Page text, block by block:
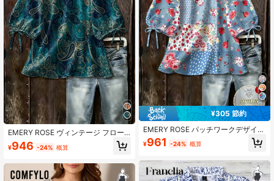
EMERY ROSE ヴィンテージ フロー
ラル プリント ラウンドネック 七分
袖 織りシャツ
¥946 -24% 概算
¥305 節約
EMERY ROSE パッチワークデザイン
フローラル ドット柄 ラウンドネック
織り 3/4袖 ブラウス
¥961 -24% 概算